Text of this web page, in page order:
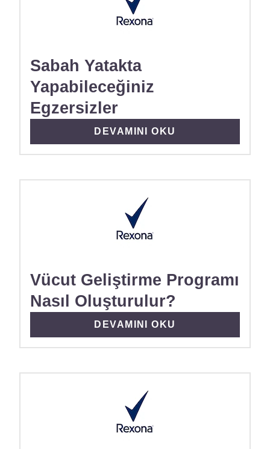
Sabah Yatakta
Yapabileceğiniz
Egzersizler
DISCOVER MORE ABOUT
DEVAMINI OKU
Vücut Geliştirme Programı
Nasıl Oluşturulur?
DISCOVER MORE ABOUT
DEVAMINI OKU